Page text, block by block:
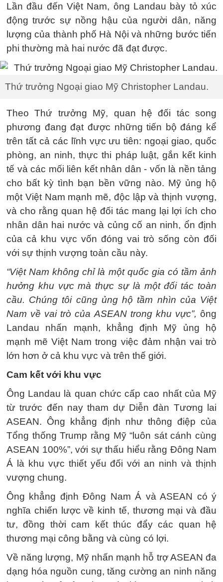
Lần đầu đến Việt Nam, ông Landau bày tỏ xúc
động trước sự nồng hậu của người dân, năng
lượng của thành phố Hà Nội và những bước tiến
phi thường mà hai nước đã đạt được.
Thứ trưởng Ngoại giao Mỹ Christopher Landau.
Theo Thứ trưởng Mỹ, quan hệ đối tác song
phương đang đạt được những tiến bộ đáng kể
trên tất cả các lĩnh vực ưu tiên: ngoại giao, quốc
phòng, an ninh, thực thi pháp luật, gắn kết kinh
tế và các mối liên kết nhân dân - vốn là nền tảng
cho bất kỳ tình bạn bền vững nào. Mỹ ủng hộ
một Việt Nam mạnh mẽ, độc lập và thịnh vượng,
và cho rằng quan hệ đối tác mang lại lợi ích cho
nhân dân hai nước và củng cố an ninh, ổn định
của cả khu vực vốn đóng vai trò sống còn đối
với sự thịnh vượng toàn cầu này.
“Việt Nam không chỉ là một quốc gia có tầm ảnh
hưởng khu vực mà thực sự là một đối tác toàn
cầu. Chúng tôi cũng ủng hộ tầm nhìn của Việt
Nam về vai trò của ASEAN trong khu vực”, ông
Landau nhấn mạnh, khẳng định Mỹ ủng hộ
mạnh mẽ Việt Nam trong việc đảm nhận vai trò
lớn hơn ở cả khu vực và trên thế giới.
Cam kết với khu vực
Ông Landau là quan chức cấp cao nhất của Mỹ
từ trước đến nay tham dự Diễn đàn Tương lai
ASEAN. Ông khẳng định như thông điệp của
Tổng thống Trump rằng Mỹ “luôn sát cánh cùng
ASEAN 100%”, với sự thấu hiểu rằng Đông Nam
Á là khu vực thiết yếu đối với an ninh và thịnh
vượng chung.
Ông khẳng định Đông Nam Á và ASEAN có ý
nghĩa chiến lược về kinh tế, thương mại và đầu
tư, đồng thời cam kết thúc đẩy các quan hệ
thương mại công bằng và cùng có lợi.
Về năng lượng, Mỹ nhấn mạnh hỗ trợ ASEAN đa
dạng hóa nguồn cung, tăng cường an ninh năng